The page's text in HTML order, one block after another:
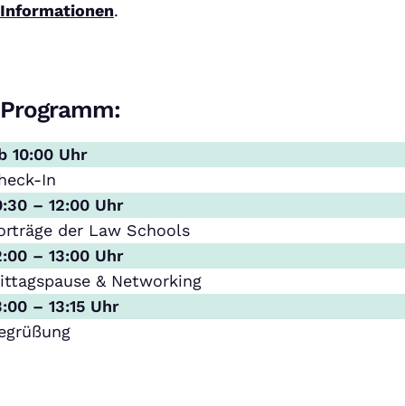
Informationen.
Programm:
10:00 Uhr
In
– 12:00 Uhr
der Law Schools
– 13:00 Uhr
& Networking
– 13:15 Uhr